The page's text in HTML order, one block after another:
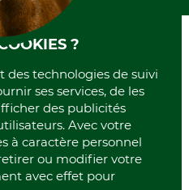
?
des technologies de suivi
ses services, de les
des publicités
Avec votre
à caractère personnel
ou modifier votre
avec effet pour